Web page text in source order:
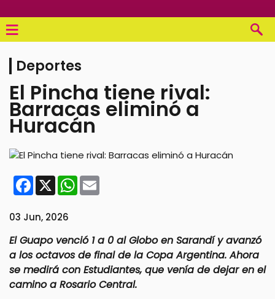
≡
Deportes
El Pincha tiene rival:
Barracas eliminó a
Huracán
Facebook
X WhatsApp
Email
03 Jun, 2026
El Guapo venció 1 a 0 al Globo en Sarandí y avanzó
a los octavos de final de la Copa Argentina. Ahora
se medirá con Estudiantes, que venía de dejar en el
camino a Rosario Central.